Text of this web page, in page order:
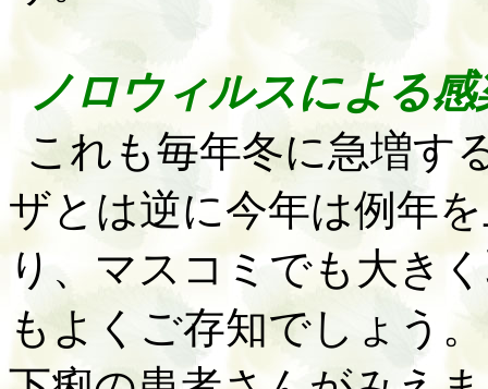
ノロウィルスによる感
これも毎年冬に急増す
ザとは逆に今年は例年
り、マスコミでも大き
もよくご存知でしょう